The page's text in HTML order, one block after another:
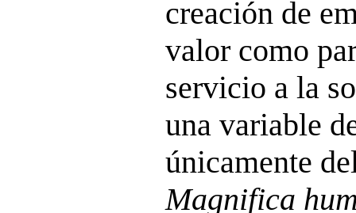
creación de
valor como
servicio a la
una variable
únicamente
Magnifica